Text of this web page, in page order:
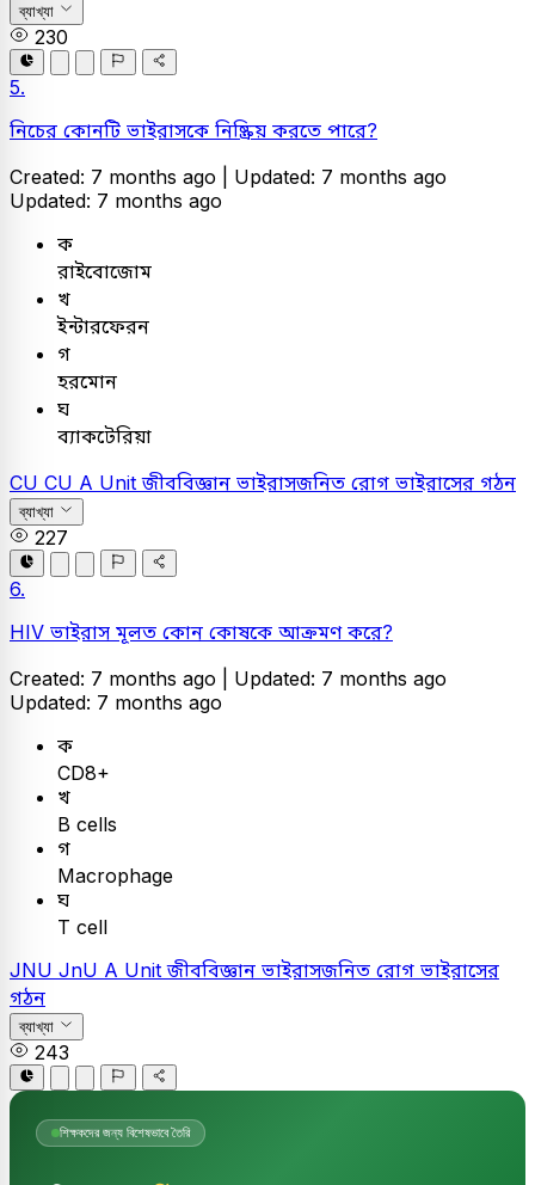
ব্যাখ্যা
230
5.
নিচের কোনটি ভাইরাসকে নিষ্ক্রিয় করতে পারে?
Created: 7 months ago | Updated: 7 months ago
Updated: 7 months ago
ক
রাইবোজোম
খ
ইন্টারফেরন
গ
হরমোন
ঘ
ব্যাকটেরিয়া
CU CU A Unitজীববিজ্ঞান ভাইরাসজনিত রোগ ভাইরাসের গঠন
ব্যাখ্যা
227
6.
HIV ভাইরাস মূলত কোন কোষকে আক্রমণ করে?
Created: 7 months ago | Updated: 7 months ago
Updated: 7 months ago
ক
CD8+
খ
B cells
গ
Macrophage
ঘ
T cell
JNU JnU A Unitজীববিজ্ঞান ভাইরাসজনিত রোগ ভাইরাসের
গঠন
ব্যাখ্যা
243
শিক্ষকদের জন্য বিশেষভাবে তৈরি